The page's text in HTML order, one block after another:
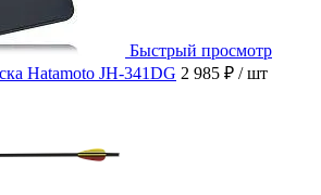
Быстрый просмотр
Hatamoto JH-341DG 2 985 ₽ / шт